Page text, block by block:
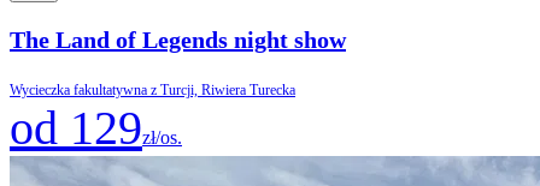
The Land of Legends night show
Wycieczka fakultatywna z Turcji, Riwiera Turecka
od 129zł/os.